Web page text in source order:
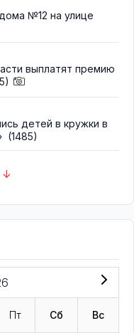
№12 на улице
выплатят премию
детей в кружки в
(1485)
↓
Пт Сб Вс